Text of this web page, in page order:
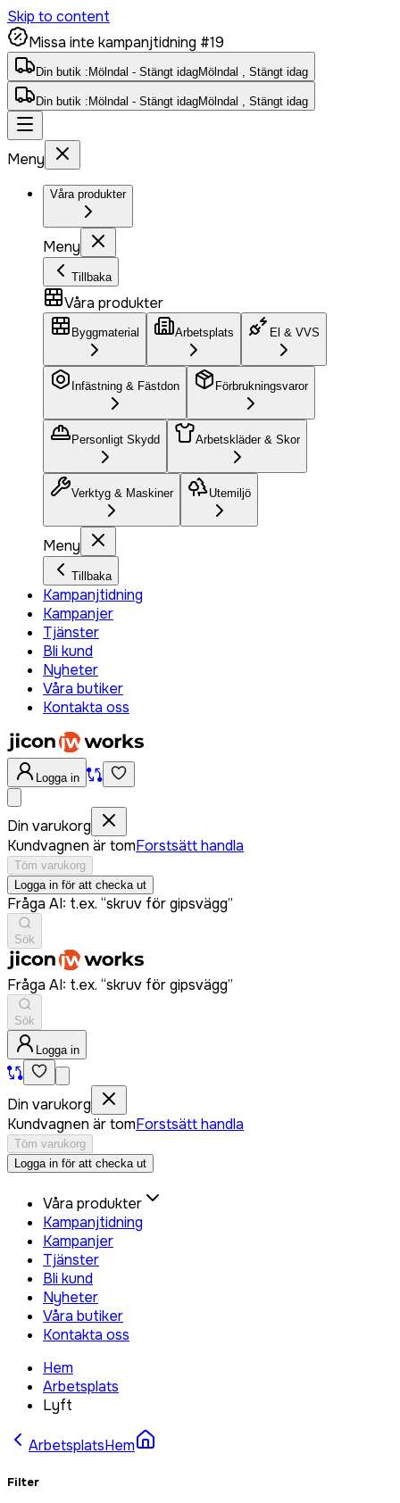
Skip to content
Missa inte kampanjtidning #19
Din butik : Mölndal - Stängt idagMölndal , Stängt idag
Din butik : Mölndal - Stängt idagMölndal , Stängt idag
Meny
Våra produkter
Meny
Tillbaka
Våra produkter
Byggmaterial Arbetsplats El & VVS
Infästning & Fästdon Förbrukningsvaror
Personligt Skydd Arbetskläder & Skor
Verktyg & Maskiner Utemiljö
Meny
Tillbaka
Kampanjtidning
Kampanjer
Tjänster
Bli kund
Nyheter
Våra butiker
Kontakta oss
Logga in
Din varukorg
Kundvagnen är tomForstsätt handla
Töm varukorg
Logga in för att checka ut
Fråga AI: t.ex. “skruv för gipsvägg”
Sök
Fråga AI: t.ex. “skruv för gipsvägg”
Sök
Logga in
Din varukorg
Kundvagnen är tomForstsätt handla
Töm varukorg
Logga in för att checka ut
Våra produkter
Kampanjtidning
Kampanjer
Tjänster
Bli kund
Nyheter
Våra butiker
Kontakta oss
Hem
Arbetsplats
Lyft
ArbetsplatsHem
Filter